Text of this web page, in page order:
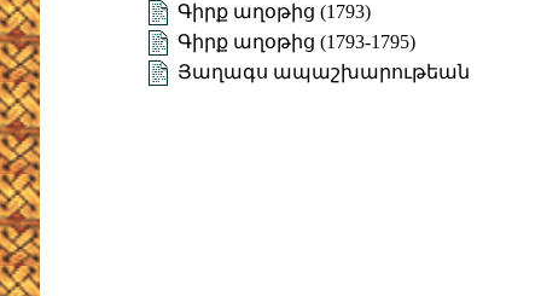
Գիրք աղօթից (1793)
Գիրք աղօթից (1793-1795)
Յաղագս ապաշխարութեան